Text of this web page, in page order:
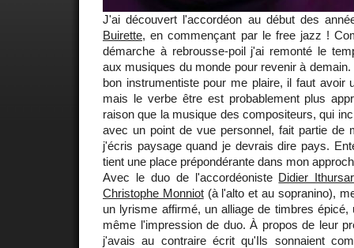
J'ai découvert l'accordéon au début des
Buirette, en commençant par le free jazz !
démarche à rebrousse-poil j'ai remonté le
aux musiques du monde pour revenir à
bon instrumentiste pour me plaire, il faut avoir
mais le verbe être est probablement plus
raison que la musique des compositeurs, qui
avec un point de vue personnel, fait partie de
j'écris paysage quand je devrais dire pays.
tient une place prépondérante dans mon
Avec le duo de l'accordéoniste Didier
Christophe Monniot(à l'alto et au sopranino),
un lyrisme affirmé, un alliage de timbres
même l'impression de duo. À propos de leur
j'avais au contraire écrit qu'Ils sonnaient